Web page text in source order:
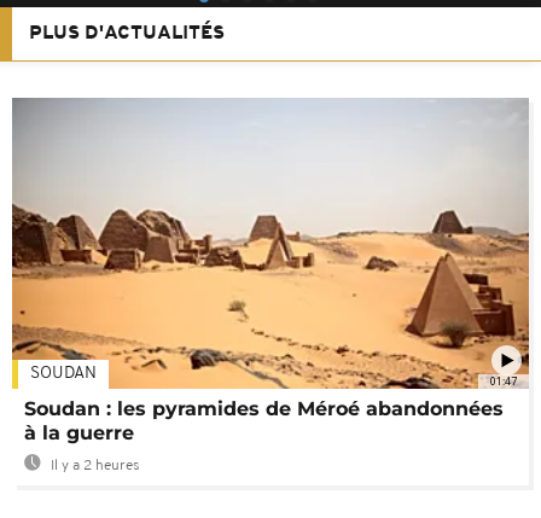
PLUS D'ACTUALITÉS
01:47
SOUDAN
Soudan : les pyramides de Méroé abandonnées
à la guerre
Il y a 2 heures